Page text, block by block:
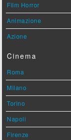
Film Horror
Animazione
Azione
Cinema
Roma
Milano
Torino
Napoli
Firenze